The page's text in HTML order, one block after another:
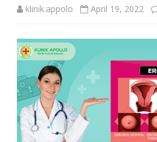
klinik.appolo April 19, 2022